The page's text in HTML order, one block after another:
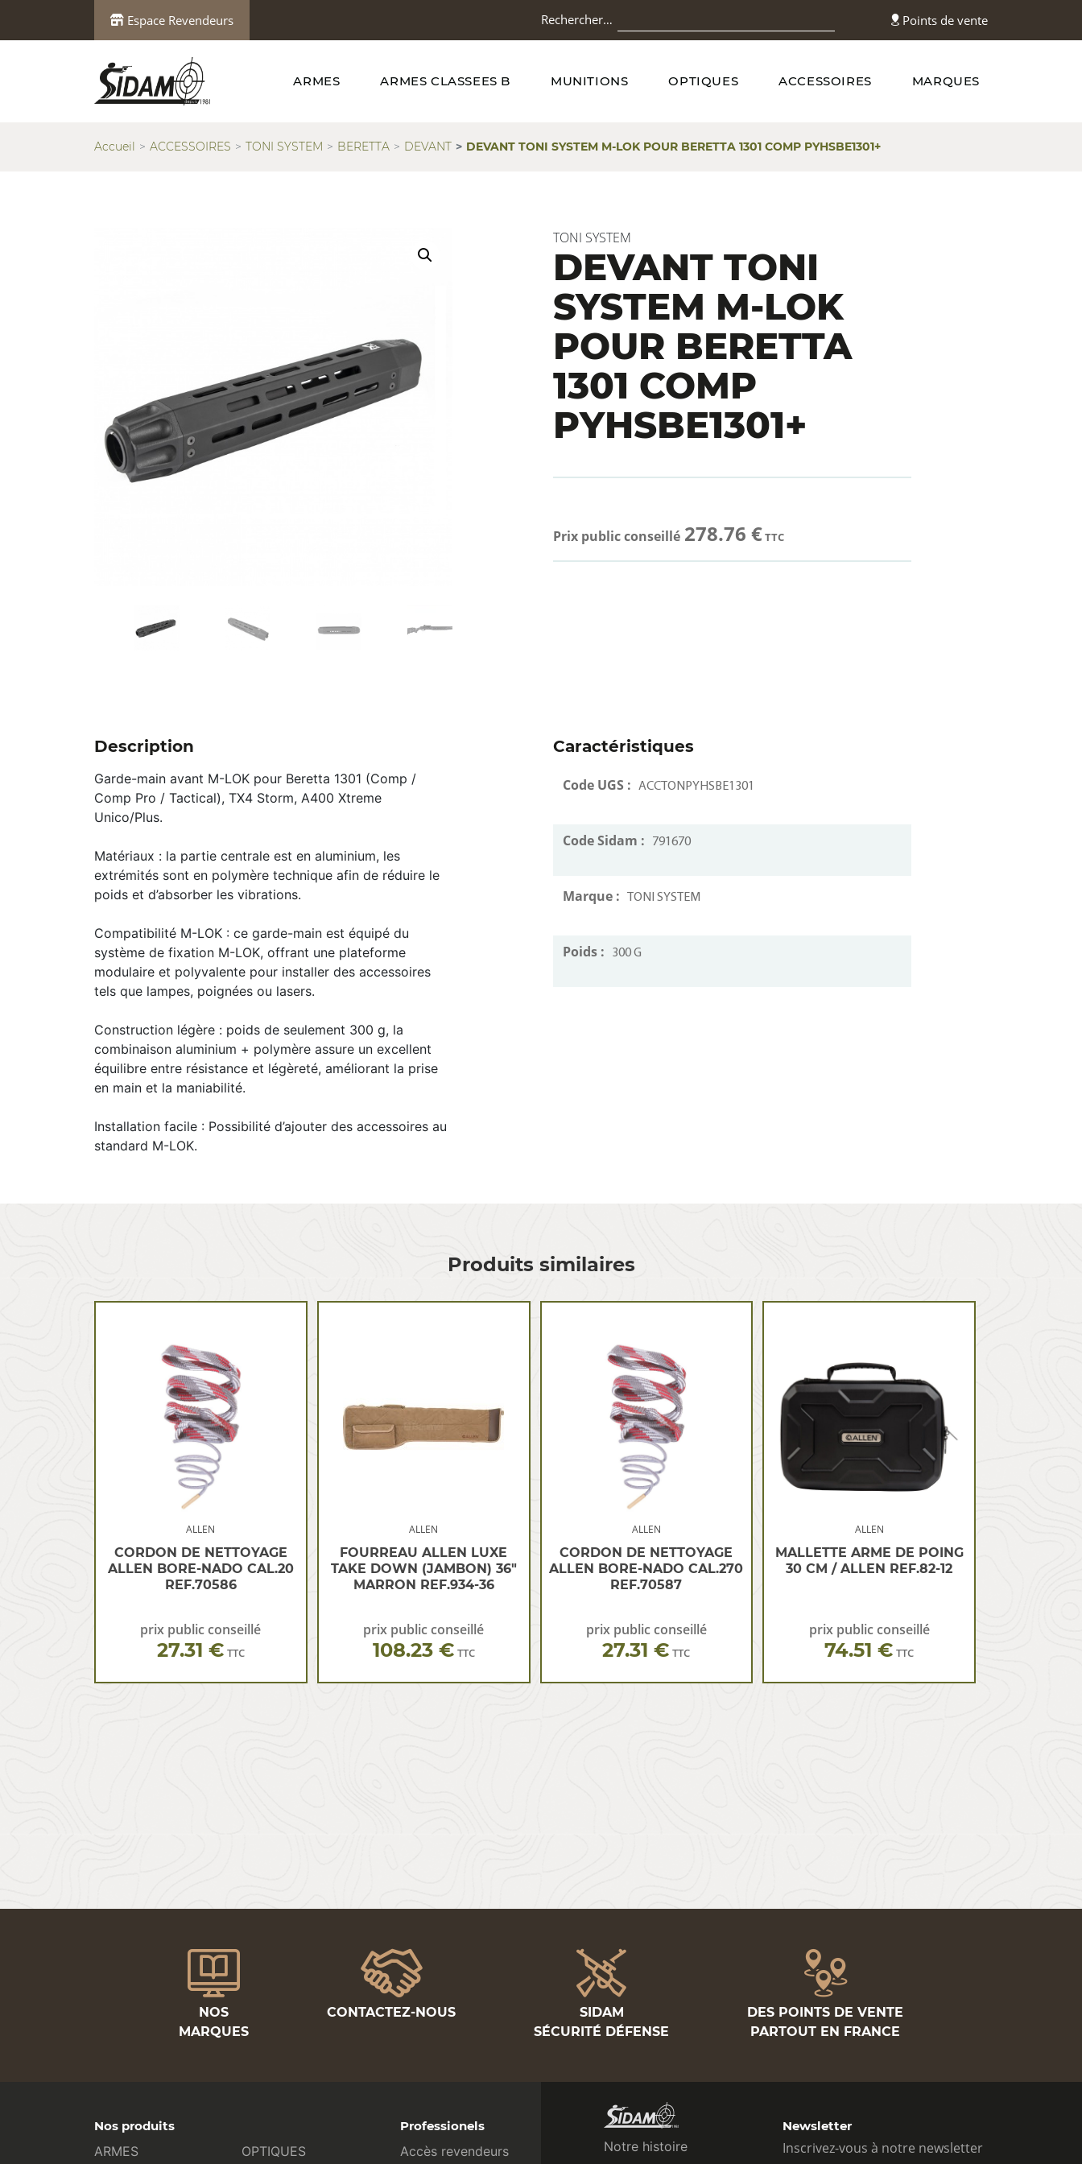
Espace Revendeurs Rechercher… Points de vente
ARMES ARMES CLASSEES B MUNITIONS OPTIQUES ACCESSOIRES MARQUES
Accueil ACCESSOIRES TONI SYSTEM BERETTA DEVANT DEVANT TONI SYSTEM M-LOK POUR BERETTA 1301 COMP PYHSBE1301+
TONI SYSTEM
DEVANT TONI
SYSTEM M-LOK
POUR BERETTA
1301 COMP
PYHSBE1301+
Prix public conseillé 278.76 €TTC
Description
Garde-main avant M-LOK pour Beretta 1301 (Comp /
Comp Pro / Tactical), TX4 Storm, A400 Xtreme
Unico/Plus.
Matériaux : la partie centrale est en aluminium, les
extrémités sont en polymère technique afin de réduire le
poids et d’absorber les vibrations.
Compatibilité M-LOK : ce garde-main est équipé du
système de fixation M-LOK, offrant une plateforme
modulaire et polyvalente pour installer des accessoires
tels que lampes, poignées ou lasers.
Construction légère : poids de seulement 300 g, la
combinaison aluminium + polymère assure un excellent
équilibre entre résistance et légèreté, améliorant la prise
en main et la maniabilité.
Installation facile : Possibilité d’ajouter des accessoires au
standard M-LOK.
Caractéristiques
Code UGS : ACCTONPYHSBE1301
Code Sidam : 791670
Marque : TONI SYSTEM
Poids : 300 G
Produits similaires
ALLEN
CORDON DE NETTOYAGE
ALLEN BORE-NADO CAL.20
REF.70586
prix public conseillé
27.31 € TTC
ALLEN
FOURREAU ALLEN LUXE
TAKE DOWN (JAMBON) 36″
MARRON REF.934-36
prix public conseillé
108.23 € TTC
ALLEN
CORDON DE NETTOYAGE
ALLEN BORE-NADO CAL.270
REF.70587
prix public conseillé
27.31 € TTC
ALLEN
MALLETTE ARME DE POING
30 CM / ALLEN REF.82-12
prix public conseillé
74.51 € TTC
NOS
MARQUES
CONTACTEZ-NOUS
SIDAM
SÉCURITÉ DÉFENSE
DES POINTS DE VENTE
PARTOUT EN FRANCE
Nos produits
ARMES OPTIQUES
Professionels
Accès revendeurs Notre histoire
Newsletter
Inscrivez-vous à notre newsletter